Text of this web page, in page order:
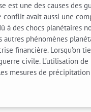
est une des causes des
avait aussi une
des chocs planétaires
phénomènes
financière. Lorsqu’on
civile. L’utilisation de
mesures de